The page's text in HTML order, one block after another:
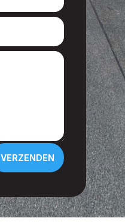
VERZENDEN